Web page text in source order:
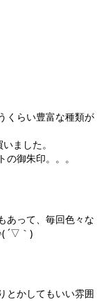
くらい豊富な種類が
ました。
御朱印。。。
あって、毎回色々な
´▽｀)
とかしてもいい雰囲